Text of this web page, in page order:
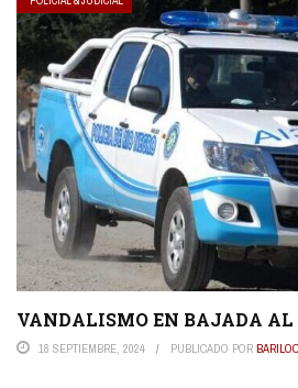
VANDALISMO EN BAJADA
18 SEPTIEMBRE, 2024 PUBLICADO POR